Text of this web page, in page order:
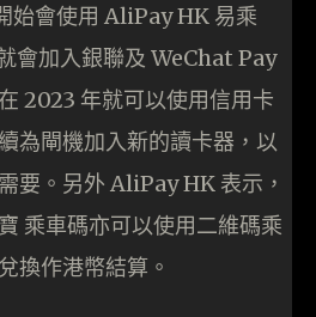
始會使用 AliPay HK 易乘
會加入銀聯及 WeChat Pay
2023 年就可以使用信用卡
為閘機加入新的讀卡器，以
要。另外 AliPay HK 表示，
乘車碼亦可以使用二維碼乘
換作港幣結算。